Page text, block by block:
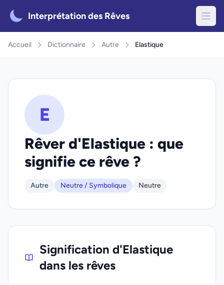
Interprétation des Rêves
Accueil Dictionnaire Autre Elastique
E
Rêver d'Elastique : que
signifie ce rêve ?
Autre Neutre / Symbolique Neutre
Signification d'Elastique
dans les rêves